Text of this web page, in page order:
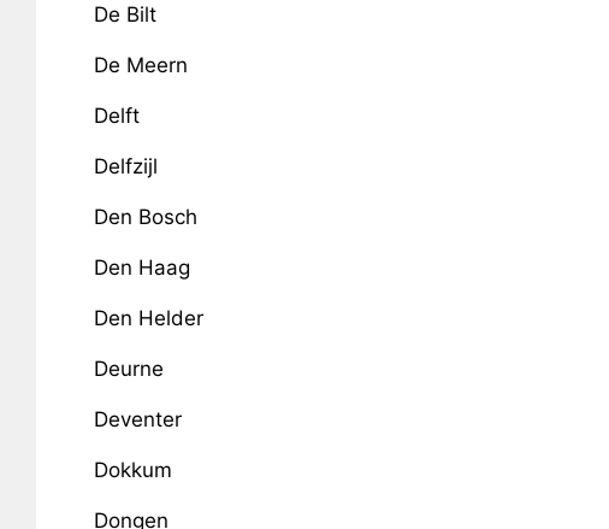
De Bilt
De Meern
Delft
Delfzijl
Den Bosch
Den Haag
Den Helder
Deurne
Deventer
Dokkum
Dongen